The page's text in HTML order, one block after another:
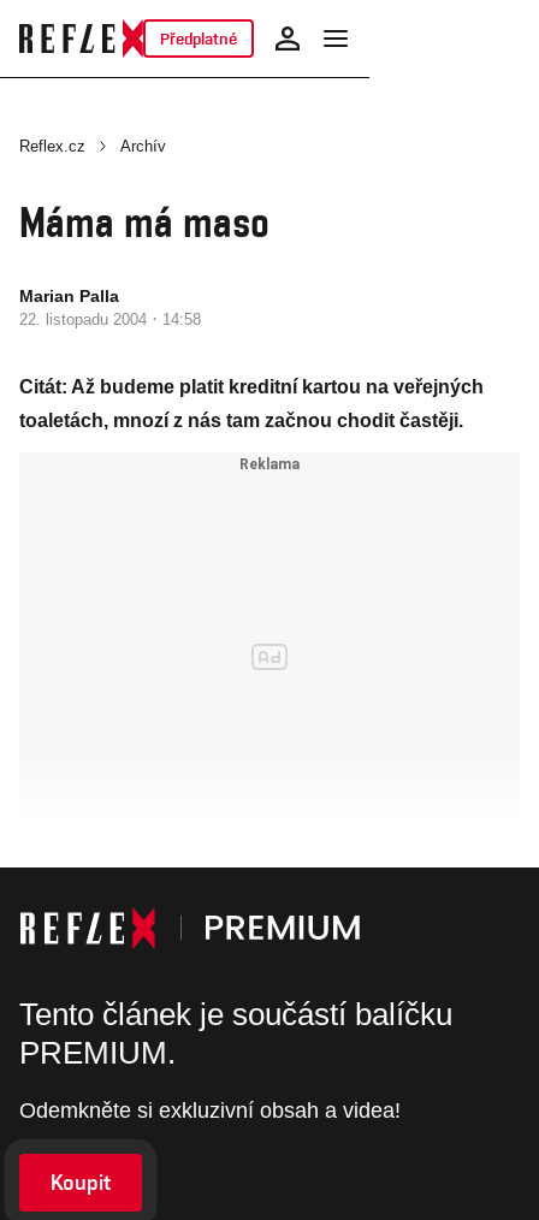
Předplatné
Reflex.cz Archív
Máma má maso
Marian Palla
22. listopadu 2004 · 14:58
Citát: Až budeme platit kreditní kartou na veřejných
toaletách, mnozí z nás tam začnou chodit častěji.
Tento článek je součástí balíčku
PREMIUM.
Odemkněte si exkluzivní obsah a videa!
Koupit